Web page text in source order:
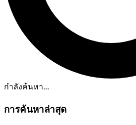
กำลังค้นหา...
การค้นหาล่าสุด